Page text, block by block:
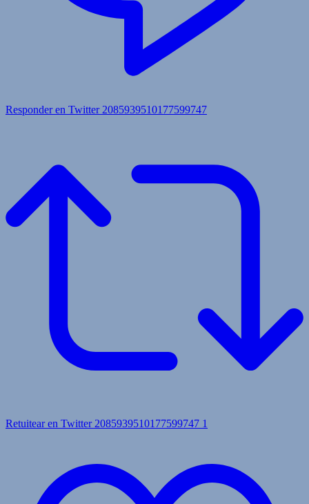
Responder en Twitter 2085939510177599747
Retuitear en Twitter 2085939510177599747 1